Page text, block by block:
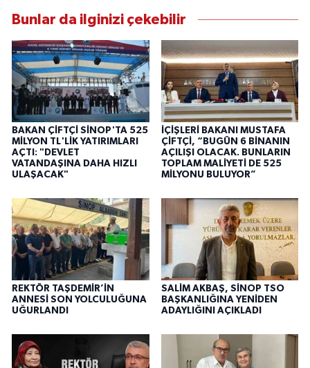
Bunlar da ilginizi çekebilir
BAKAN ÇİFTÇİ SİNOP'TA 525
MİLYON TL'LİK YATIRIMLARI
AÇTI: "DEVLET
VATANDAŞINA DAHA HIZLI
ULAŞACAK"
İÇİŞLERİ BAKANI MUSTAFA
ÇİFTÇİ, “BUGÜN 6 BİNANIN
AÇILIŞI OLACAK. BUNLARIN
TOPLAM MALİYETİ DE 525
MİLYONU BULUYOR”
REKTÖR TAŞDEMİR’İN
ANNESİ SON YOLCULUĞUNA
UĞURLANDI
SALİM AKBAŞ, SİNOP TSO
BAŞKANLIĞINA YENİDEN
ADAYLIĞINI AÇIKLADI